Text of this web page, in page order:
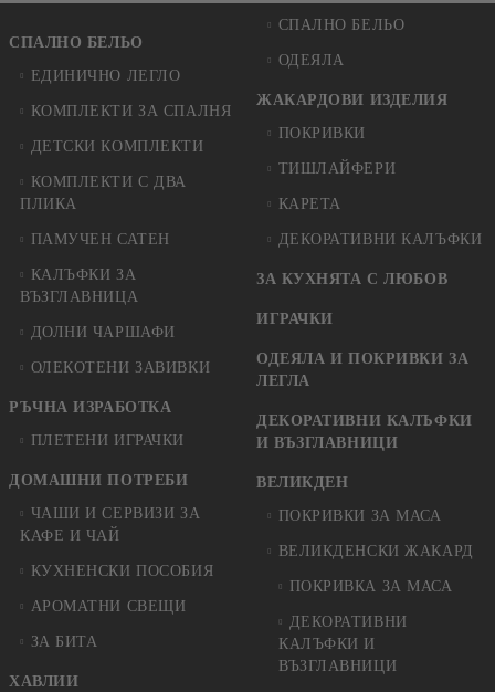
СПАЛНО БЕЛЬО
ЕДИНИЧНО ЛЕГЛО
КОМПЛЕКТИ ЗА СПАЛНЯ
ДЕТСКИ КОМПЛЕКТИ
КОМПЛЕКТИ С ДВА
ПЛИКА
ПАМУЧЕН САТЕН
КАЛЪФКИ ЗА
ВЪЗГЛАВНИЦА
ДОЛНИ ЧАРШАФИ
ОЛЕКОТЕНИ ЗАВИВКИ
РЪЧНА ИЗРАБОТКА
ПЛЕТЕНИ ИГРАЧКИ
ДОМАШНИ ПОТРЕБИ
ЧАШИ И СЕРВИЗИ ЗА
КАФЕ И ЧАЙ
КУХНЕНСКИ ПОСОБИЯ
АРОМАТНИ СВЕЩИ
ЗА БИТА
ХАВЛИИ
СПАЛНО БЕЛЬО
ОДЕЯЛА
ЖАКАРДОВИ ИЗДЕЛИЯ
ПОКРИВКИ
ТИШЛАЙФЕРИ
КАРЕТА
ДЕКОРАТИВНИ КАЛЪФКИ
ЗА КУХНЯТА С ЛЮБОВ
ИГРАЧКИ
ОДЕЯЛА И ПОКРИВКИ ЗА
ЛЕГЛА
ДЕКОРАТИВНИ КАЛЪФКИ
И ВЪЗГЛАВНИЦИ
ВЕЛИКДЕН
ПОКРИВКИ ЗА МАСА
ВЕЛИКДЕНСКИ ЖАКАРД
ПОКРИВКА ЗА МАСА
ДЕКОРАТИВНИ
КАЛЪФКИ И
ВЪЗГЛАВНИЦИ